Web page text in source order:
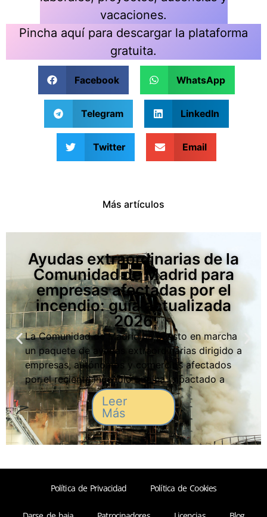
vacaciones.
Pincha aquí para descargar la plataforma
gratuita.
Facebook WhatsApp
Telegram LinkedIn
Twitter Email
Más artículos
Ayudas extraordinarias de la
Comunidad de Madrid para
empresas afectadas por el
incendio: guía actualizada
2026
La Comunidad de Madrid ha puesto en marcha
un paquete de ayudas extraordinarias dirigido a
empresas, autónomos y comercios afectados
por el reciente incendio que ha impactado a
varias zonas industriales y locales de actividad
económica. Estas medidas buscan facilitar la
recuperación, garantizar la continuidad de los
negocios y reducir
Leer
Más
Política de Privacidad Política de Cookies